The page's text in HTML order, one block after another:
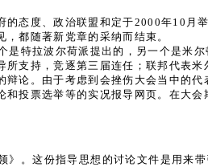
态度、政治联盟和定于2000年10月
都随著新党章的采纳而结束。
特拉波尔荷派提出的，另一个是米
支持，竞逐第三届连任；联邦代表
论。由于考虑到会挫伤大会当中的
投票选举等的实况报导网页。在大会
。这份指导思想的讨论文件是用